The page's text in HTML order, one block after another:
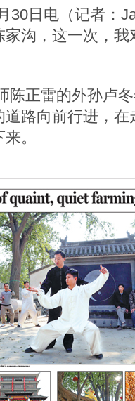
30日电（记者：
沟，这一次，
陈正雷的外孙卢
路向前行进，
。